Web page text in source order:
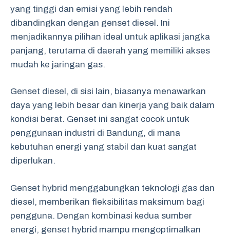
yang tinggi dan emisi yang lebih rendah
dibandingkan dengan genset diesel. Ini
menjadikannya pilihan ideal untuk aplikasi jangka
panjang, terutama di daerah yang memiliki akses
mudah ke jaringan gas.
Genset diesel, di sisi lain, biasanya menawarkan
daya yang lebih besar dan kinerja yang baik dalam
kondisi berat. Genset ini sangat cocok untuk
penggunaan industri di Bandung, di mana
kebutuhan energi yang stabil dan kuat sangat
diperlukan.
Genset hybrid menggabungkan teknologi gas dan
diesel, memberikan fleksibilitas maksimum bagi
pengguna. Dengan kombinasi kedua sumber
energi, genset hybrid mampu mengoptimalkan